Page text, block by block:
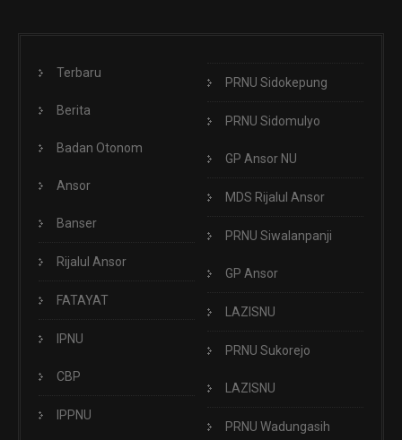
Terbaru
Berita
Badan Otonom
Ansor
Banser
Rijalul Ansor
FATAYAT
IPNU
CBP
IPPNU
PRNU Sidokepung
PRNU Sidomulyo
GP Ansor NU
MDS Rijalul Ansor
PRNU Siwalanpanji
GP Ansor
LAZISNU
PRNU Sukorejo
LAZISNU
PRNU Wadungasih